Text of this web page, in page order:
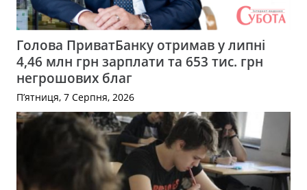
Голова ПриватБанку отримав у липні
4,46 млн грн зарплати та 653 тис. грн
негрошових благ
П’ятниця, 7 Серпня, 2026